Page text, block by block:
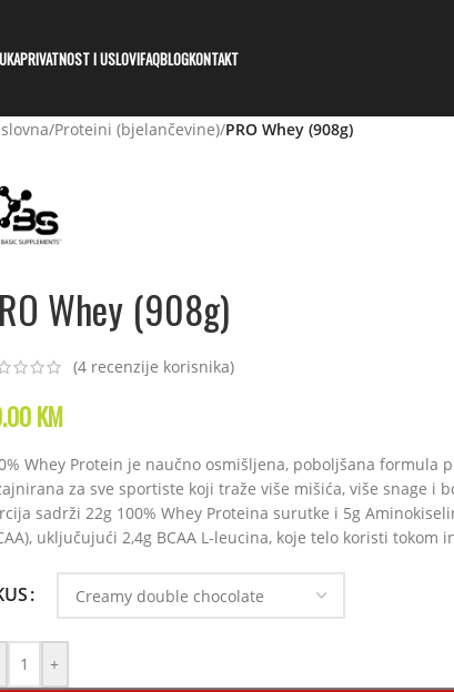
PRIVATNOST I USLOVIFAQBLOGKONTAKT
/Proteini (bjelančevine)/PRO Whey (908g)
Whey (908g)
(4recenzije korisnika)
KM
Whey Protein je naučno osmišljena, poboljšana formula
za sve sportiste koji traže više mišića, više snage i
sadrži 22g 100% Whey Proteina surutke i 5g
uključujući 2,4g BCAA L-leucina, koje telo koristi tokom
+